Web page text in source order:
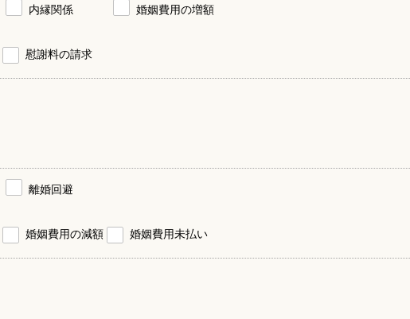
内縁関係
婚姻費用の増額
慰謝料の請求
離婚回避
婚姻費用の減額 婚姻費用未払い